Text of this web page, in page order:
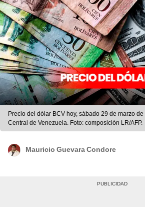
Precio del dólar BCV hoy, sábado 29 de marzo
Central de Venezuela. Foto: composición LR/AFP.
Mauricio Guevara Condore